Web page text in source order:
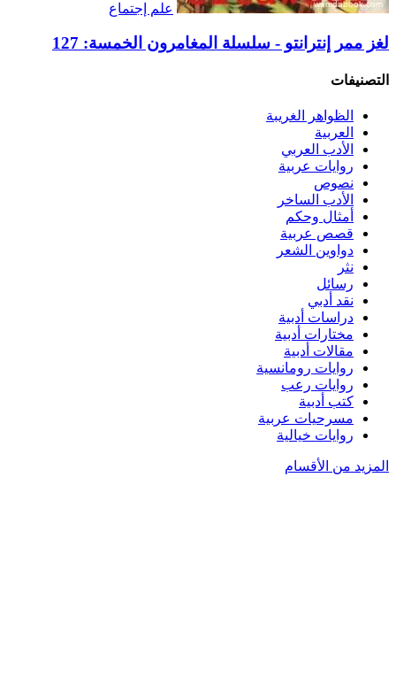
علم إجتماع
لغز ممر إنترانتو - سلسلة المغامرون الخمسة: 127
التصنيفات
الظواهر الغريبة‏
العربية
الأدب العربي
روايات عربية
نصوص
الأدب الساخر
أمثال وحكم
قصص عربية
دواوين الشعر
نثر
رسائل
نقد أدبي
دراسات أدبية
مختارات أدبية
مقالات أدبية
روايات رومانسية
روايات رعب
كتب أدبية
مسرحيات عربية
روايات خيالية
المزيد من الأقسام